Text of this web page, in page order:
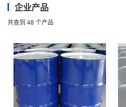
企业产品
共查到 48 个产品